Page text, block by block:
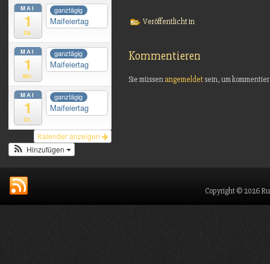
MAI
1
Sa.
ganztägig
Maifeiertag
MAI
1
Mo.
ganztägig
Maifeiertag
MAI
1
Di.
ganztägig
Maifeiertag
Kalender anzeigen
Hinzufügen
Veröffentlicht in
Kommentieren
Sie müssenangemeldetsein, um
Copyright © 2026